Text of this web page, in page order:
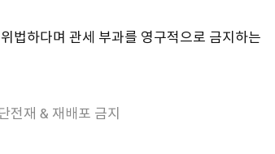
법하다며 관세 부과를 영구적으로 금지하는
재 & 재배포 금지